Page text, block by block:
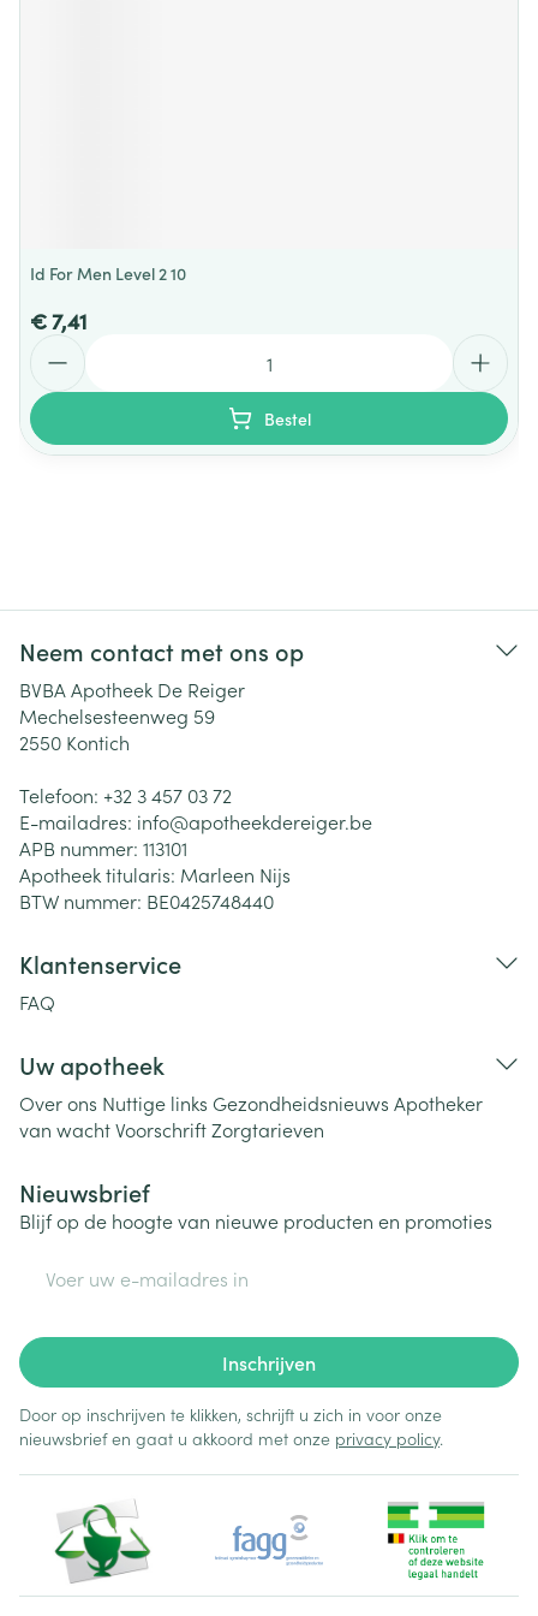
Id For Men Level 2 10
€ 7,41
Bestel
Neem contact met ons op
BVBA Apotheek De Reiger
Mechelsesteenweg 59
2550 Kontich
Telefoon: +32 3 457 03 72
E-mailadres: info@apotheekdereiger.be
APB nummer: 113101
Apotheek titularis: Marleen Nijs
BTW nummer: BE0425748440
Klantenservice
FAQ
Uw apotheek
Over ons Nuttige links Gezondheidsnieuws Apotheker
van wachtVoorschriftZorgtarieven
Nieuwsbrief
Blijf op de hoogte van nieuwe producten en promoties
Inschrijven
Door op inschrijven te klikken, schrijft u zich in voor onze
nieuwsbrief en gaat u akkoord met onze privacy policy.